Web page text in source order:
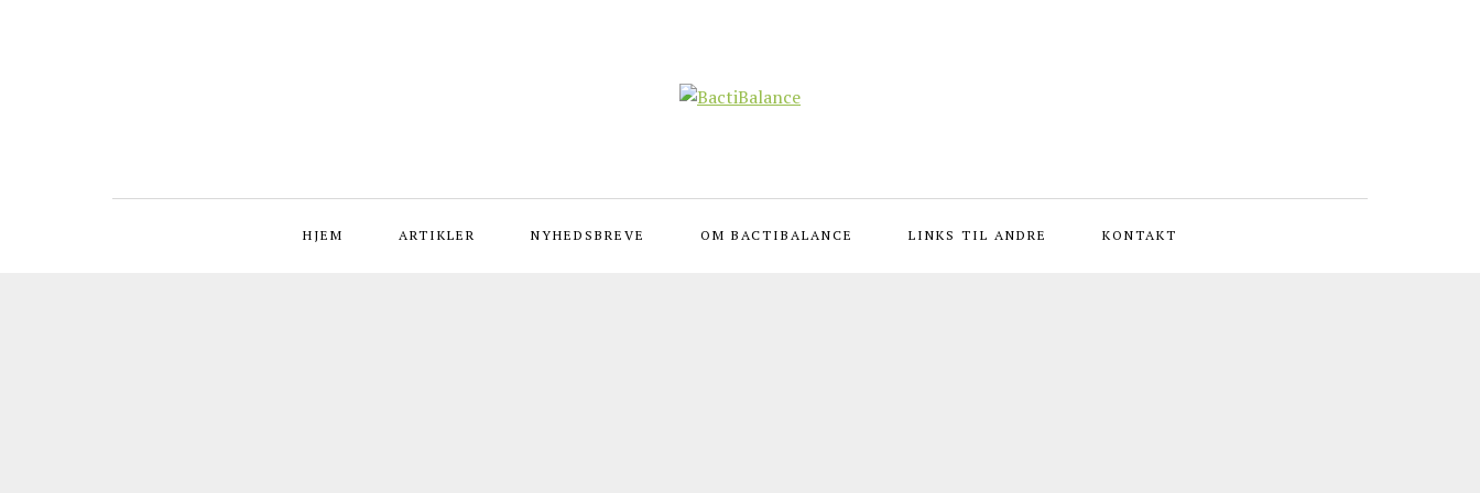
HJEM ARTIKLER NYHEDSBREVE OM BACTIBALANCE LINKS TIL ANDRE KONTAKT